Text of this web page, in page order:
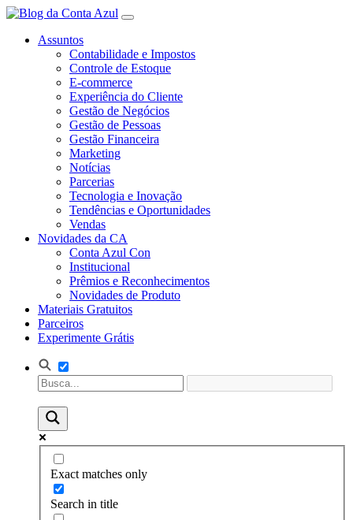
Assuntos
Contabilidade e Impostos
Controle de Estoque
E-commerce
Experiência do Cliente
Gestão de Negócios
Gestão de Pessoas
Gestão Financeira
Marketing
Notícias
Parcerias
Tecnologia e Inovação
Tendências e Oportunidades
Vendas
Novidades da CA
Conta Azul Con
Institucional
Prêmios e Reconhecimentos
Novidades de Produto
Materiais Gratuitos
Parceiros
Experimente Grátis
Exact matches only
Search in title